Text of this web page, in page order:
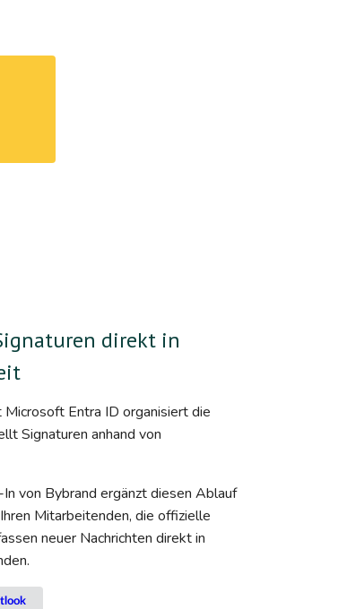
direkt in
Entra ID organisiert die
Signaturen anhand von
von Bybrand ergänzt diesen Ablauf
Mitarbeitenden, die offizielle
neuer Nachrichten direkt in